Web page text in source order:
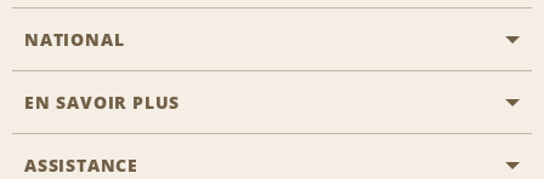
NATIONAL
Passer une réservation
EN SAVOIR PLUS
Carrière
ASSISTANCE